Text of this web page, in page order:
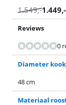
1.549,-1.449,-
Reviews
0
Beoordeling is 9,3 van
Diameter
48 cm
Materiaal